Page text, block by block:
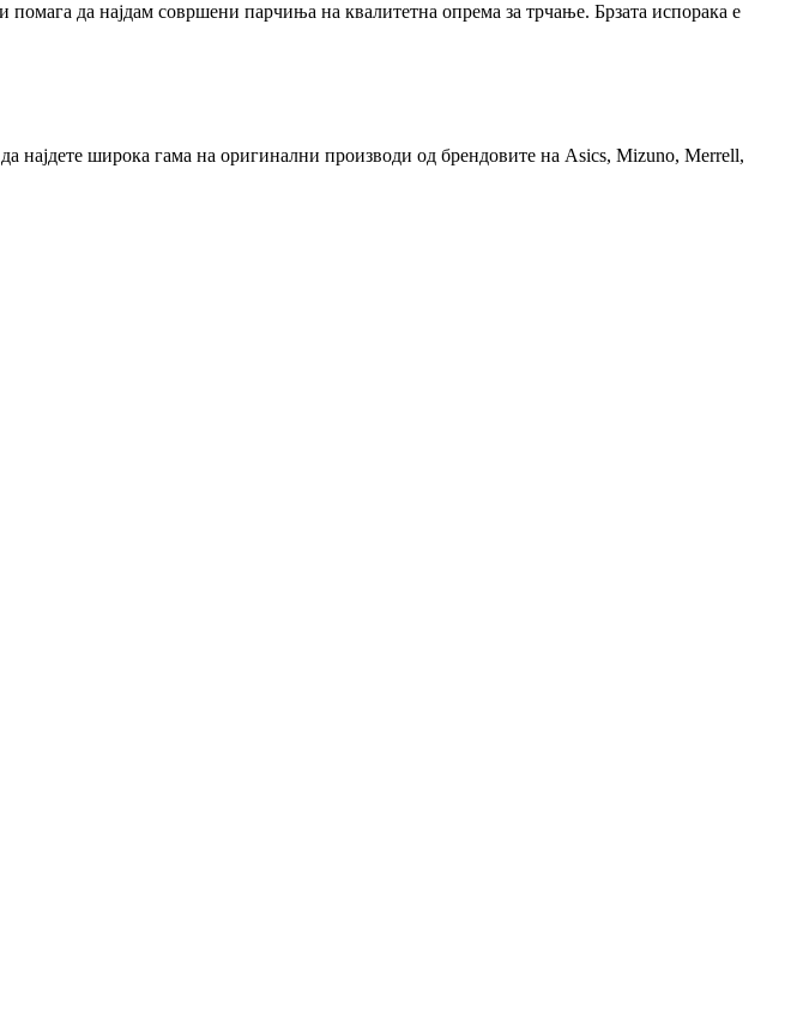
да најдам совршени парчиња на квалитетна опрема за трчање. Брзата испорака е
најдете широка гама на оригинални производи од брендовите на Asics, Mizuno, Merrell,